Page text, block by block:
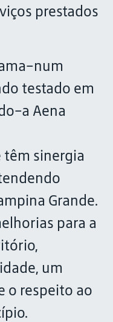
prestados
testado em
Aena
sinergia
Grande.
para a
um
o respeito ao